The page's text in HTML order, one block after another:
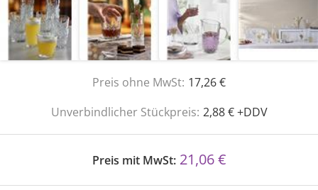
Preis ohne MwSt: 17,26 €
Unverbindlicher Stückpreis: 2,88 € +DDV
Preis mit MwSt: 21,06 €